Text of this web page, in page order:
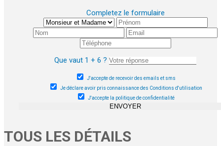
Completez le formulaire
Que vaut 1 + 6 ?
J'accepte de recevoir des emails et sms
Je déclare avoir pris connaissance des Conditions d'utilisation
J'accepte la politique de confidentialité
ENVOYER
TOUS LES DÉTAILS